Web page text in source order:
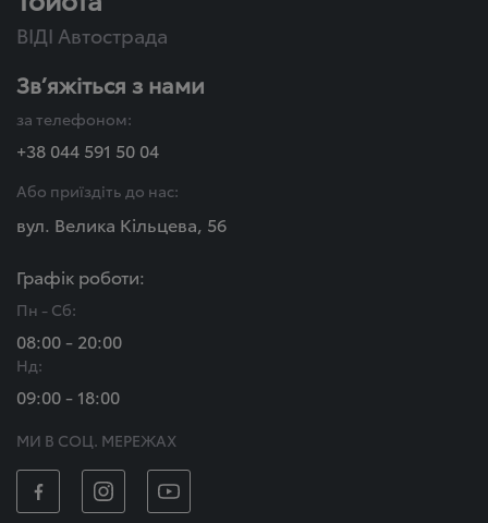
ВІДІ Автострада
Зв’яжіться з нами
за телефоном:
+38 044 591 50 04
Або приїздіть до нас:
вул. Велика Кільцева, 56
Графік роботи:
Пн - Сб:
08:00 - 20:00
Нд:
09:00 - 18:00
МИ В СОЦ. МЕРЕЖАХ